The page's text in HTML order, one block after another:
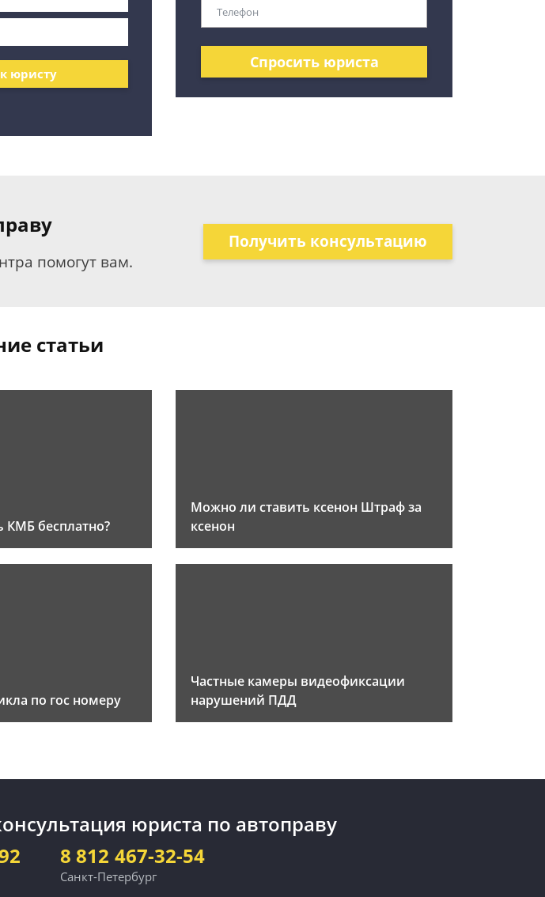
юристу
Спросить юриста
помогут вам.
Получить консультацию
статьи
КМБ бесплатно?
Можно ли ставить ксенон Штраф за
ксенон
по гос номеру
Частные камеры видеофиксации
нарушений ПДД
юриста по автоправу
8 812 467-32-54
Санкт-Петербург